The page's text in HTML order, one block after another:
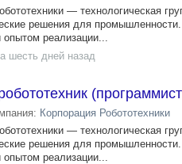
— технологическая
решения для
опытом реализации...
шесть дней назад
Корпорация Робототехники
— технологическая
решения для
опытом реализации...